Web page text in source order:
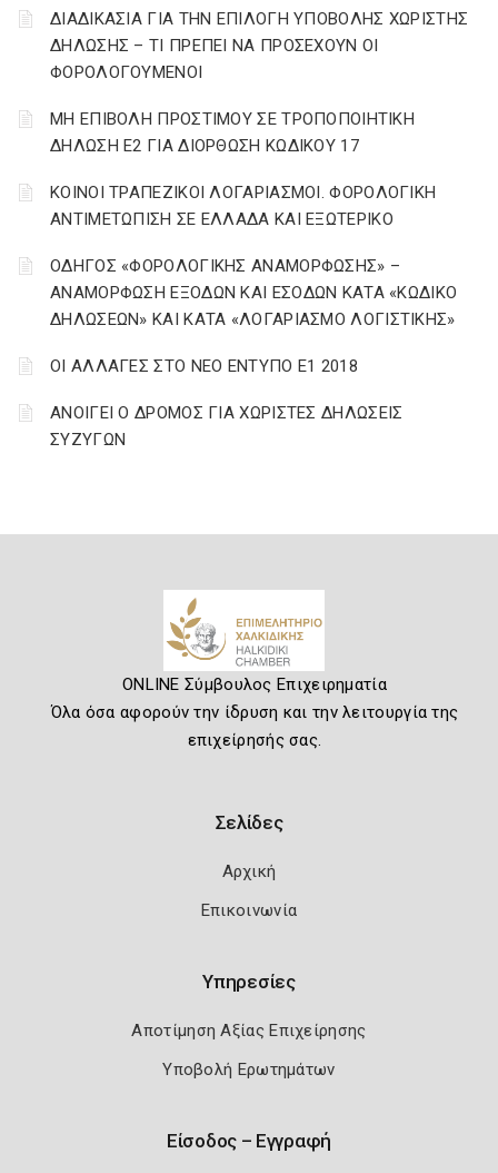
ΔΙΑΔΙΚΑΣΙΑ ΓΙΑ ΤΗΝ ΕΠΙΛΟΓΗ ΥΠΟΒΟΛΗΣ ΧΩΡΙΣΤΗΣ
ΔΗΛΩΣΗΣ – ΤΙ ΠΡΕΠΕΙ ΝΑ ΠΡΟΣΕΧΟΥΝ ΟΙ
ΦΟΡΟΛΟΓΟΥΜΕΝΟΙ
ΜΗ ΕΠΙΒΟΛΗ ΠΡΟΣΤΙΜΟΥ ΣΕ ΤΡΟΠΟΠΟΙΗΤΙΚΗ
ΔΗΛΩΣΗ Ε2 ΓΙΑ ΔΙΟΡΘΩΣΗ ΚΩΔΙΚΟΥ 17
ΚΟΙΝΟΙ ΤΡΑΠΕΖΙΚΟΙ ΛΟΓΑΡΙΑΣΜΟΙ. ΦΟΡΟΛΟΓΙΚΗ
ΑΝΤΙΜΕΤΩΠΙΣΗ ΣΕ ΕΛΛΑΔΑ ΚΑΙ ΕΞΩΤΕΡΙΚΟ
ΟΔΗΓΟΣ «ΦΟΡΟΛΟΓΙΚΗΣ ΑΝΑΜΟΡΦΩΣΗΣ» –
ΑΝΑΜΟΡΦΩΣΗ ΕΞΟΔΩΝ ΚΑΙ ΕΣΟΔΩΝ ΚΑΤΑ «ΚΩΔΙΚΟ
ΔΗΛΩΣΕΩΝ» ΚΑΙ ΚΑΤΑ «ΛΟΓΑΡΙΑΣΜΟ ΛΟΓΙΣΤΙΚΗΣ»
ΟΙ ΑΛΛΑΓΕΣ ΣΤΟ ΝΕΟ ΕΝΤΥΠΟ Ε1 2018
ΑΝΟΙΓΕΙ Ο ΔΡΟΜΟΣ ΓΙΑ ΧΩΡΙΣΤΕΣ ΔΗΛΩΣΕΙΣ
ΣΥΖΥΓΩΝ
ONLINE Σύμβουλος Επιχειρηματία
Όλα όσα αφορούν την ίδρυση και την λειτουργία της
επιχείρησής σας.
Σελίδες
Αρχική
Επικοινωνία
Υπηρεσίες
Αποτίμηση Αξίας Επιχείρησης
Υποβολή Ερωτημάτων
Είσοδος – Εγγραφή